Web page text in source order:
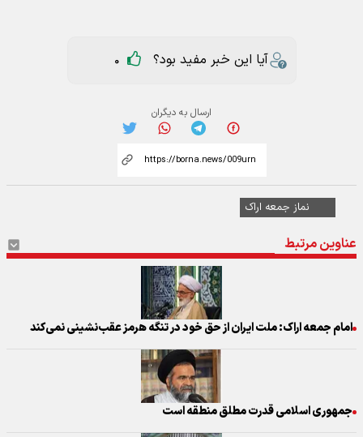
آیا این خبر مفید بود؟ 0
ارسال به دیگران
نماز جمعه اراک
عناوین مرتبط
امام جمعه اراک: ملت ایران از حق خود در تنگه هرمز عقب‌نشینی نمی‌کند
جمهوری اسلامی قدرت مطلق منطقه است